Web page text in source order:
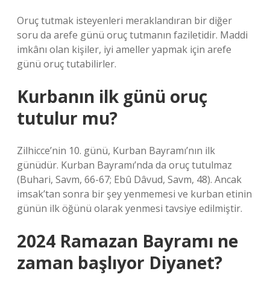
Oruç tutmak isteyenleri meraklandıran bir diğer
soru da arefe günü oruç tutmanın faziletidir. Maddi
imkânı olan kişiler, iyi ameller yapmak için arefe
günü oruç tutabilirler.
Kurbanın ilk günü oruç
tutulur mu?
Zilhicce’nin 10. günü, Kurban Bayramı’nın ilk
günüdür. Kurban Bayramı’nda da oruç tutulmaz
(Buhari, Savm, 66-67; Ebû Dâvud, Savm, 48). Ancak
imsak’tan sonra bir şey yenmemesi ve kurban etinin
günün ilk öğünü olarak yenmesi tavsiye edilmiştir.
2024 Ramazan Bayramı ne
zaman başlıyor Diyanet?